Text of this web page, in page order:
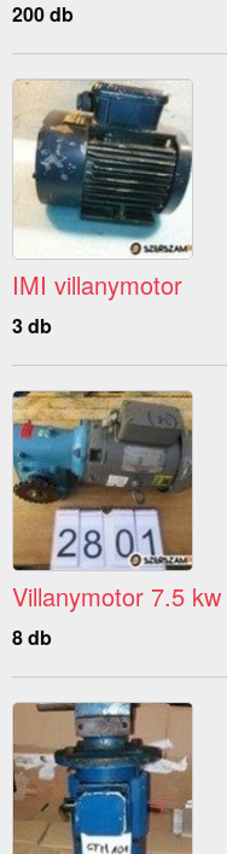
200 db
IMI villanymotor
3 db
Villanymotor 7.5 kw
8 db